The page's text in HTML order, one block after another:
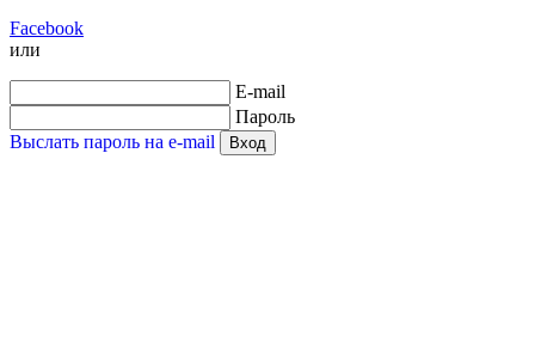
Facebook
или
E-mail
Пароль
Выслать пароль на e-mail
Вход